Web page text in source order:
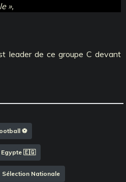
»,
leader de ce groupe C devant
⚽️
Egypte 🇪🇬
Sélection Nationale